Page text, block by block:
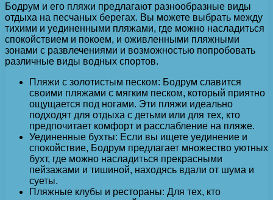
Бодрум и его пляжи предлагают разнообразные виды
отдыха на песчаных берегах. Вы можете выбрать между
тихими и уединенными пляжами, где можно насладиться
спокойствием и покоем, и оживленными пляжными
зонами с развлечениями и возможностью попробовать
различные виды водных спортов.
Пляжи с золотистым песком: Бодрум славится
своими пляжами с мягким песком, который приятно
ощущается под ногами. Эти пляжи идеально
подходят для отдыха с детьми или для тех, кто
предпочитает комфорт и расслабление на пляже.
Уединенные бухты: Если вы ищете уединение и
спокойствие, Бодрум предлагает множество уютных
бухт, где можно насладиться прекрасными
пейзажами и тишиной, находясь вдали от шума и
суеты.
Пляжные клубы и рестораны: Для тех, кто